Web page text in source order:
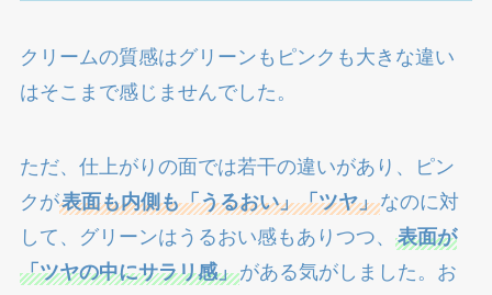
クリームの質感はグリーンもピンクも大きな違い
はそこまで感じませんでした。
ただ、仕上がりの面では若干の違いがあり、ピン
クが表面も内側も「うるおい」「ツヤ」なのに対
して、グリーンはうるおい感もありつつ、 表面が
「ツヤの中にサラリ感」がある気がしました。お